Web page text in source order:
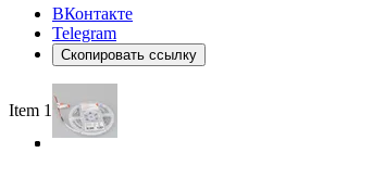
ВКонтакте
Telegram
Скопировать ссылку
Item 1 of 3